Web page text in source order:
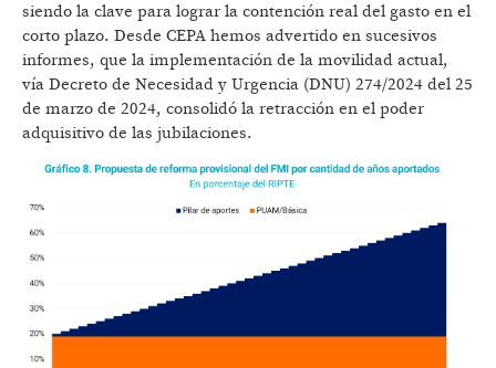
siendo la clave para lograr la contención real del gasto en el
corto plazo. Desde CEPA hemos advertido en sucesivos
informes, que la implementación de la movilidad actual,
vía Decreto de Necesidad y Urgencia (DNU) 274/2024 del 25
de marzo de 2024, consolidó la retracción en el poder
adquisitivo de las jubilaciones.